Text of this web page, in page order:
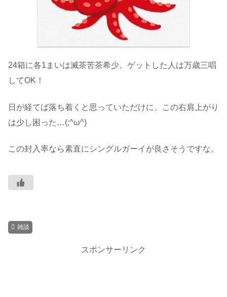
24箱に各1まいは滅茶苦茶希少。ゲットした人は万歳三唱
してOK！
日が経てば落ち着くと思っていただけに、この右肩上がり
は少し困った…(;^ω^)
この封入率なら素直にシングルガーイが良さそうですな。
雑談
スポンサーリンク